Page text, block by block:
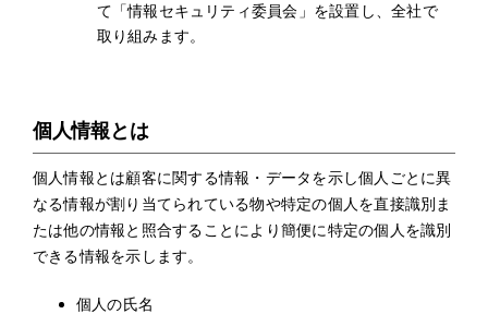
て「情報セキュリティ委員会」を設置し、全社で
取り組みます。
個人情報とは
個人情報とは顧客に関する情報・データを示し個人ごとに異
なる情報が割り当てられている物や特定の個人を直接識別ま
たは他の情報と照合することにより簡便に特定の個人を識別
できる情報を示します。
個人の氏名